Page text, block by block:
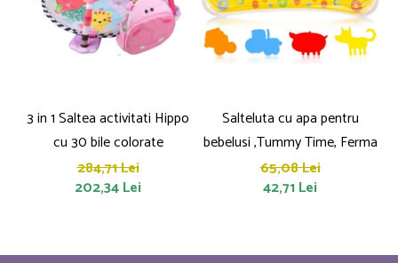
3 in 1 Saltea activitati Hippo
cu 30 bile colorate
284,71 Lei
202,34 Lei
Salteluta cu apa pentru
bebelusi ,Tummy Time, Ferma
65,08 Lei
42,71 Lei